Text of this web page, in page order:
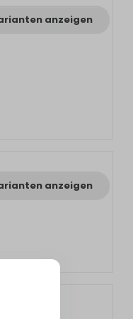
anzeigen
anzeigen